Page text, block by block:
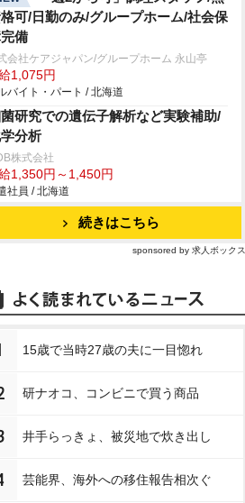
可/日勤のみ/グループホーム/社会保
備
会社ケアジャパン/グループホーム 永山亭
1,075円
バイト・パート / 北海道
研究での遺伝子解析など実験補助/
分析
株式会社
1,350円～1,450円
社員 / 北海道
続きはこちら
sponsored by 求人ボックス
15歳で当時27歳の夫に一目惚れ
研ナオコ、コンビニで買う商品
井手らっきょ、被災地で炊き出し
芸能界、海外への移住報告相次ぐ